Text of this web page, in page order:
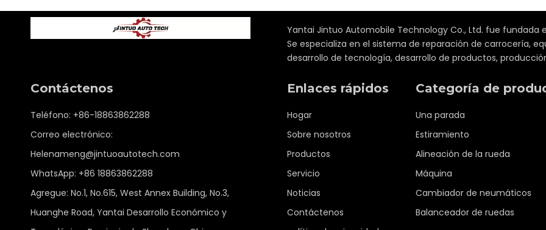
Yantai Jintuo Automobile Technology Co., Ltd. fue fundada
Se especializa en el sistema de reparación de carrocería,
desarrollo de tecnología, desarrollo de productos,
Contáctenos
Teléfono: +86-18863862288
Correo electrónico:
Helenameng@jintuoautotech.com
WhatsApp: +86 18863862288
Agregue: No.1, No.615, West Annex Building, No.3,
Huanghe Road, Yantai Desarrollo Económico y
Enlaces rápidos
Hogar
Sobre nosotros
Productos
Servicio
Noticias
Contáctenos
Categoría de
Una parada
Estiramiento
Alineación de la rueda
Máquina
Cambiador de neumáticos
Balanceador de ruedas